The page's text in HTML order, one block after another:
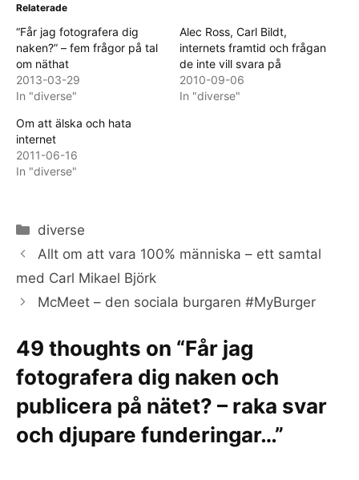
Relaterade
“Får jag fotografera dig
naken?” – fem frågor på tal
om näthat
2013-03-29
In "diverse"
Alec Ross, Carl Bildt,
internets framtid och frågan
de inte vill svara på
2010-09-06
In "diverse"
Om att älska och hata
internet
2011-06-16
In "diverse"
Categories
diverse
Allt om att vara 100% människa – ett samtal
med Carl Mikael Björk
McMeet – den sociala burgaren #MyBurger
49 thoughts on “Får jag
fotografera dig naken och
publicera på nätet? – raka svar
och djupare funderingar…”